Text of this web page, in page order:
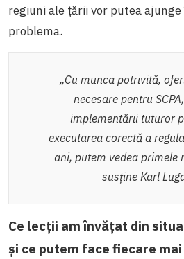
regiuni ale țării vor putea
problema.
„Cu munca potrivită,
necesare pentru
implementării tuturor
executarea corectă a
ani, putem vedea primele
susține Karl
Ce lecții am învățat din
și ce putem face fiecare